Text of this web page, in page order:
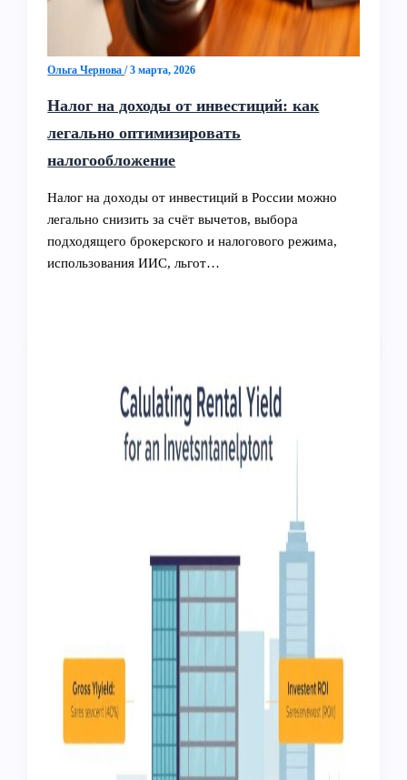
Ольга Чернова/3 марта, 2026
Налог на доходы от инвестиций: как
легально оптимизировать
налогообложение
Налог на доходы от инвестиций в России можно
легально снизить за счёт вычетов, выбора
подходящего брокерского и налогового режима,
использования ИИС, льгот…